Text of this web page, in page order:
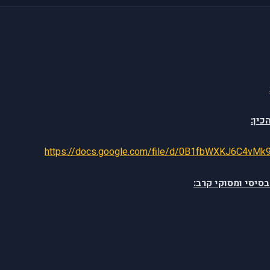
https://docs.google.com/file/d/